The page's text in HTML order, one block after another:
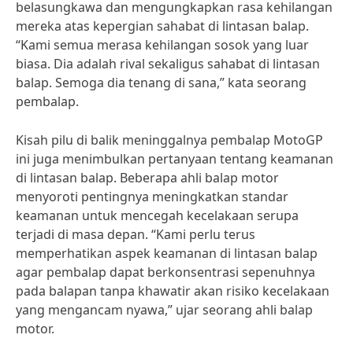
belasungkawa dan mengungkapkan rasa kehilangan
mereka atas kepergian sahabat di lintasan balap.
“Kami semua merasa kehilangan sosok yang luar
biasa. Dia adalah rival sekaligus sahabat di lintasan
balap. Semoga dia tenang di sana,” kata seorang
pembalap.
Kisah pilu di balik meninggalnya pembalap MotoGP
ini juga menimbulkan pertanyaan tentang keamanan
di lintasan balap. Beberapa ahli balap motor
menyoroti pentingnya meningkatkan standar
keamanan untuk mencegah kecelakaan serupa
terjadi di masa depan. “Kami perlu terus
memperhatikan aspek keamanan di lintasan balap
agar pembalap dapat berkonsentrasi sepenuhnya
pada balapan tanpa khawatir akan risiko kecelakaan
yang mengancam nyawa,” ujar seorang ahli balap
motor.